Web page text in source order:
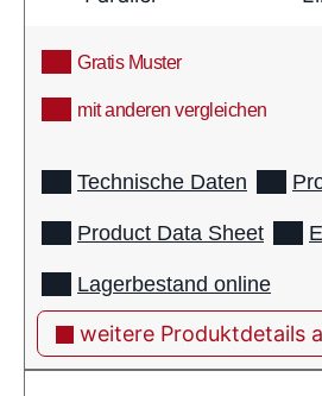
Gratis Muster
mit anderen vergleichen
Technische Daten
Product Data Sheet
Lagerbestand online
weitere Produktdetails